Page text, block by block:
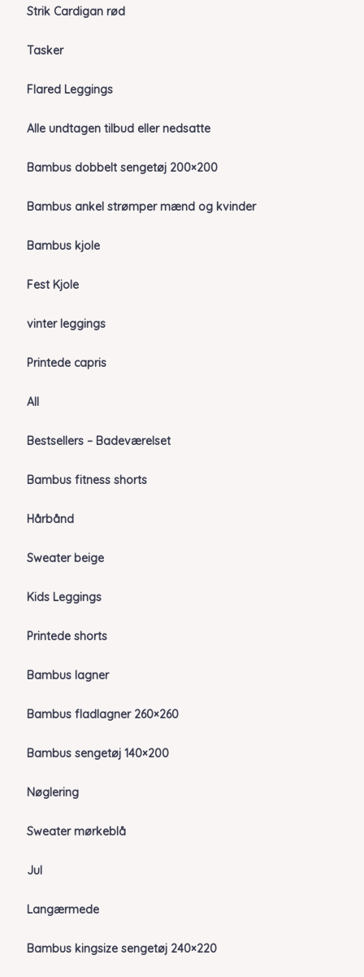
Strik Cardigan rød
Tasker
Flared Leggings
Alle undtagen tilbud eller nedsatte
Bambus dobbelt sengetøj 200×200
Bambus ankel strømper mænd og kvinder
Bambus kjole
Fest Kjole
vinter leggings
Printede capris
All
Bestsellers – Badeværelset
Bambus fitness shorts
Hårbånd
Sweater beige
Kids Leggings
Printede shorts
Bambus lagner
Bambus fladlagner 260×260
Bambus sengetøj 140×200
Nøglering
Sweater mørkeblå
Jul
Langærmede
Bambus kingsize sengetøj 240×220